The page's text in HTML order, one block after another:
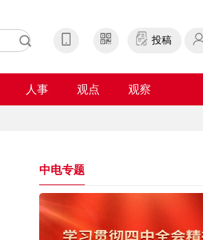
投稿
人事 观点 观察
中电专题